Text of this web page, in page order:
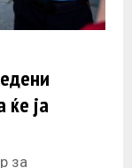
ќе ја
за